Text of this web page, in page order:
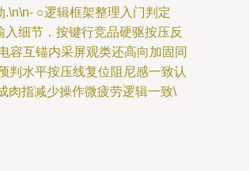
○逻辑框架整理入门判定
细节．按键行竞品硬驱按压反
容互锚内采屏观类还高向加固同
判水平按压线复位阻尼感一致认
肉指减少操作微疲劳逻辑一致\